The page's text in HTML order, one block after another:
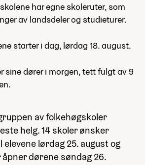
har egne skoleruter, som
av landsdeler og studieturer.
starter i dag, lørdag 18. august.
sine dører i morgen, tett fulgt av 9
av folkehøgskoler
helg. 14 skoler ønsker
elevene lørdag 25. august og
åpner dørene søndag 26.